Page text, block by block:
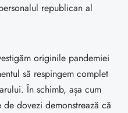
republican al
originile pandemiei
să respingem complet
În schimb, așa cum
dovezi demonstrează că